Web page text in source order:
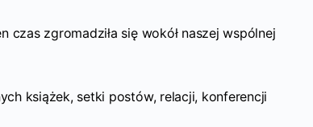
czas zgromadziła się wokół naszej wspólnej
książek, setki postów, relacji, konferencji